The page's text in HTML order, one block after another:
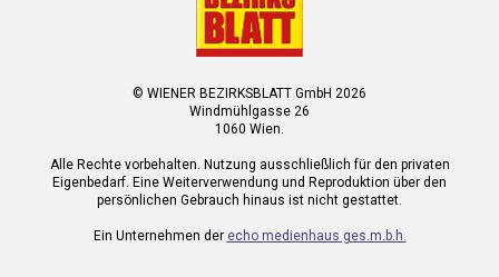
© WIENER BEZIRKSBLATT GmbH 2026
Windmühlgasse 26
1060 Wien.
Alle Rechte vorbehalten. Nutzung ausschließlich für den privaten
Eigenbedarf. Eine Weiterverwendung und Reproduktion über den
persönlichen Gebrauch hinaus ist nicht gestattet.
Ein Unternehmen der echo medienhaus ges.m.b.h.